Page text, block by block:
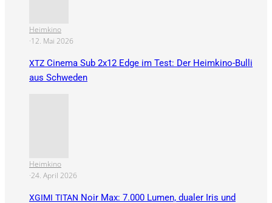
Heimkino
·12. Mai 2026
XTZ Cinema Sub 2x12 Edge im Test: Der Heimkino-Bulli
aus Schweden
Heimkino
·24. April 2026
XGIMI TITAN Noir Max: 7.000 Lumen, dualer Iris und